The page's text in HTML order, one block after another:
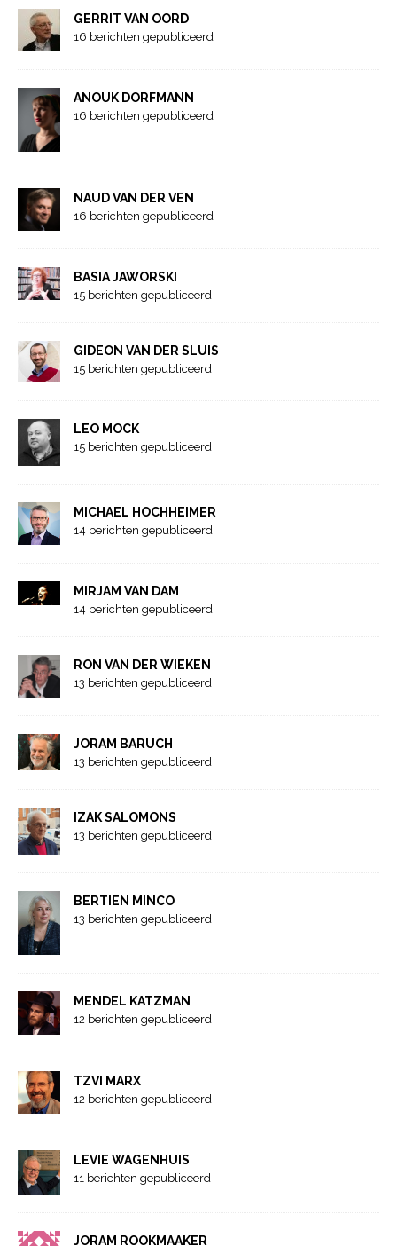
GERRIT VAN OORD
16 berichten gepubliceerd
ANOUK DORFMANN
16 berichten gepubliceerd
NAUD VAN DER VEN
16 berichten gepubliceerd
BASIA JAWORSKI
15 berichten gepubliceerd
GIDEON VAN DER SLUIS
15 berichten gepubliceerd
LEO MOCK
15 berichten gepubliceerd
MICHAEL HOCHHEIMER
14 berichten gepubliceerd
MIRJAM VAN DAM
14 berichten gepubliceerd
RON VAN DER WIEKEN
13 berichten gepubliceerd
JORAM BARUCH
13 berichten gepubliceerd
IZAK SALOMONS
13 berichten gepubliceerd
BERTIEN MINCO
13 berichten gepubliceerd
MENDEL KATZMAN
12 berichten gepubliceerd
TZVI MARX
12 berichten gepubliceerd
LEVIE WAGENHUIS
11 berichten gepubliceerd
JORAM ROOKMAAKER